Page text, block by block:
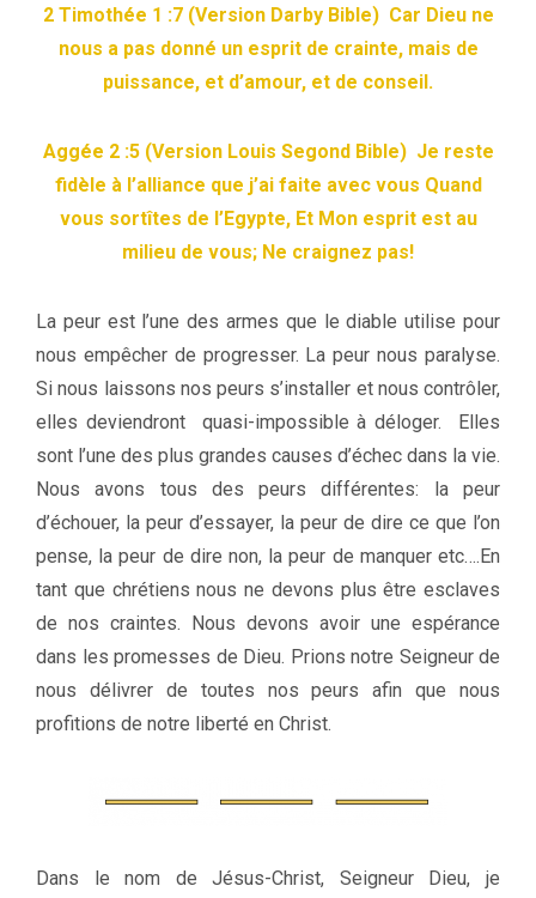
2 Timothée 1 :7 (Version Darby Bible) Car Dieu ne
nous a pas donné un esprit de crainte, mais de
puissance, et d’amour, et de conseil.
Aggée 2 :5 (Version Louis Segond Bible) Je reste
fidèle à l’alliance que j’ai faite avec vous Quand
vous sortîtes de l’Egypte, Et Mon esprit est au
milieu de vous; Ne craignez pas!
La peur est l’une des armes que le diable utilise pour
nous empêcher de progresser. La peur nous paralyse.
Si nous laissons nos peurs s’installer et nous contrôler,
elles deviendront quasi-impossible à déloger. Elles
sont l’une des plus grandes causes d’échec dans la vie.
Nous avons tous des peurs différentes: la peur
d’échouer, la peur d’essayer, la peur de dire ce que l’on
pense, la peur de dire non, la peur de manquer etc….En
tant que chrétiens nous ne devons plus être esclaves
de nos craintes. Nous devons avoir une espérance
dans les promesses de Dieu. Prions notre Seigneur de
nous délivrer de toutes nos peurs afin que nous
profitions de notre liberté en Christ.
Dans le nom de Jésus-Christ, Seigneur Dieu, je